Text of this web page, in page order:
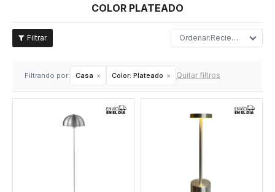
COLOR PLATEADO
Recientes
Filtrando por: Casa Color: Plateado Quitar filtros